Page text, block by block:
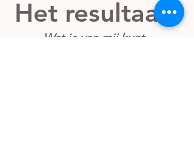
Het resultaat!
Wat je van mij kunt